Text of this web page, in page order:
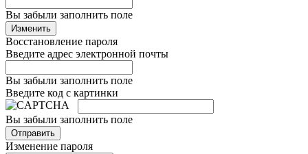
Вы забыли заполнить поле
Изменить
Восстановление пароля
Введите адрес электронной почты
Вы забыли заполнить поле
Введите код с картинки
Вы забыли заполнить поле
Отправить
Изменение пароля